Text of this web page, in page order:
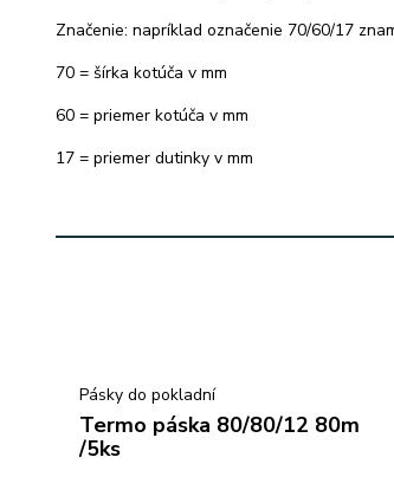
Značenie: napríklad označenie 70/60/17
70 = šírka kotúča v mm
60 = priemer kotúča v mm
17 = priemer dutinky v mm
Pásky do pokladní
Termo páska 80/80/12 80m
/5ks